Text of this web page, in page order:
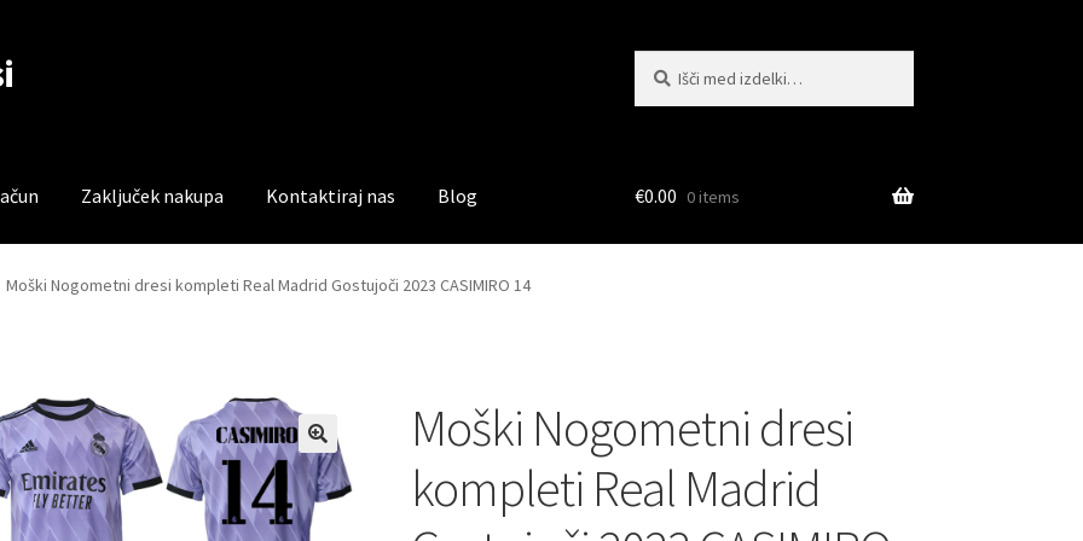
Zaključek nakupa Kontaktiraj nas Blog
Trgovina Zaključek nakupa
€0.00 0 items
Moški Nogometni dresi kompleti Real Madrid Gostujoči 2023 CASIMIRO 14
Moški Nogometni dresi
kompleti Real Madrid